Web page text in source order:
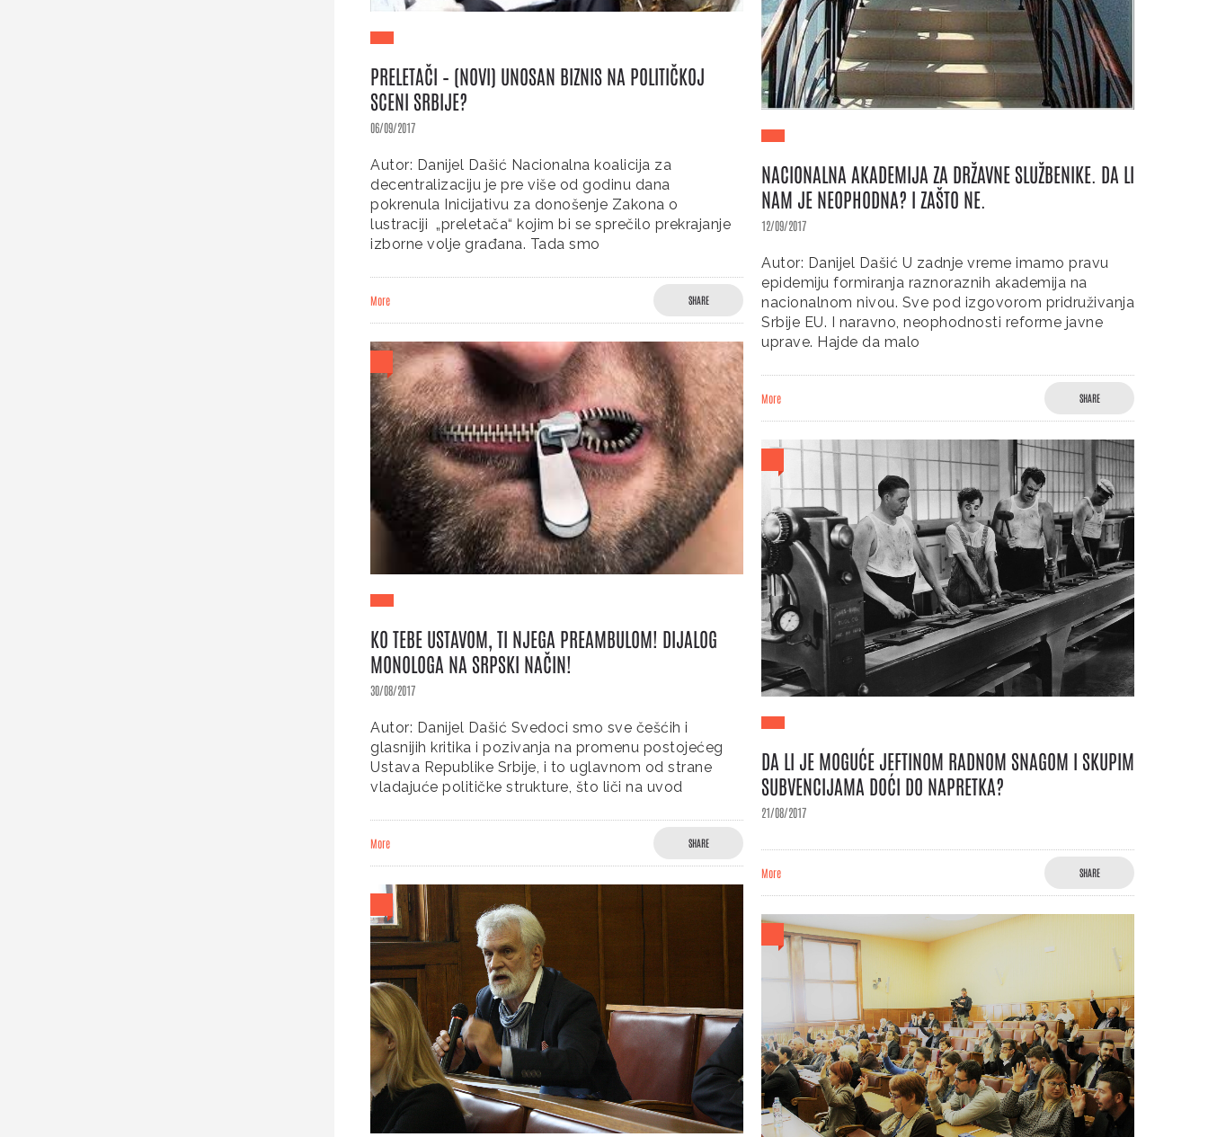
NACIONALNA AKADEMIJA ZA DRŽAVNE SLUŽBENIKE. DA LI
NAM JE NEOPHODNA? I ZAŠTO NE.
12/09/2017
Autor: Danijel Dašić U zadnje vreme imamo pravu
epidemiju formiranja raznoraznih akademija na
nacionalnom nivou. Sve pod izgovorom pridruživanja
Srbije EU. I naravno, neophodnosti reforme javne
uprave. Hajde da malo
More SHARE
PRELETAČI – (NOVI) UNOSAN BIZNIS NA POLITIČKOJ
SCENI SRBIJE?
06/09/2017
Autor: Danijel Dašić Nacionalna koalicija za
decentralizaciju je pre više od godinu dana
pokrenula Inicijativu za donošenje Zakona o
lustraciji „preletača“ kojim bi se sprečilo prekrajanje
izborne volje građana. Tada smo
More SHARE
KO TEBE USTAVOM, TI NJEGA PREAMBULOM! DIJALOG
MONOLOGA NA SRPSKI NAČIN!
30/08/2017
Autor: Danijel Dašić Svedoci smo sve češćih i
glasnijih kritika i pozivanja na promenu postojećeg
Ustava Republike Srbije, i to uglavnom od strane
vladajuće političke strukture, što liči na uvod
More SHARE
DA LI JE MOGUĆE JEFTINOM RADNOM SNAGOM I SKUPIM
SUBVENCIJAMA DOĆI DO NAPRETKA?
21/08/2017
More SHARE